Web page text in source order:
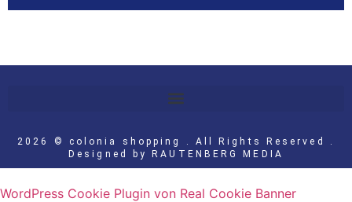
2026 © colonia shopping . All Rights Reserved .
Designed byRAUTENBERG MEDIA
WordPress Cookie Plugin von Real Cookie Banner